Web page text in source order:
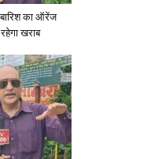
बारिश का ऑरेंज
खराब